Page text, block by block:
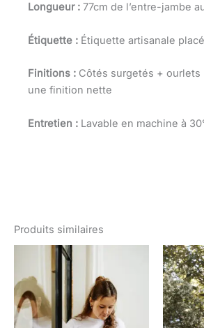
Longueur : 77cm de l’entre-jambe
Étiquette : Étiquette artisanale
Finitions : Côtés surgetés + ourlets
une finition nette
Entretien : Lavable en machine à
Produits similaires